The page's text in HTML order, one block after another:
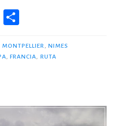
m
p
r
MONTPELLIER, NIMES
, FRANCIA, RUTA